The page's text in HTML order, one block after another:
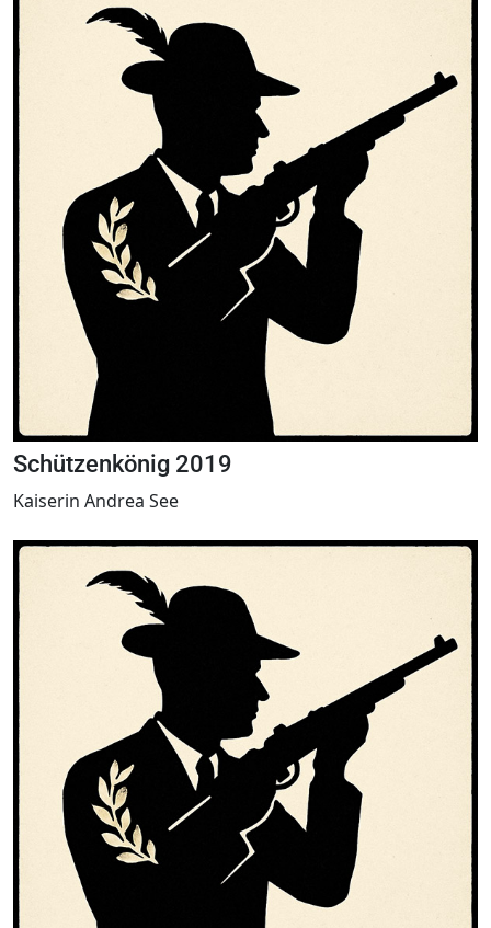
Schützenkönig 2019
Kaiserin Andrea See